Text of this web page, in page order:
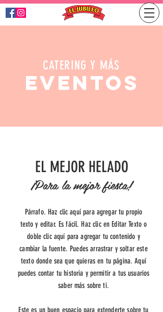
EVENTOS
CATERING Y MÁS
EL MEJOR HELADO
¡Para la mejor fiesta!
Párrafo. Haz clic aquí para agregar tu propio
texto y editar. Es fácil. Haz clic en Editar Texto o
doble clic aquí para agregar tu contenido y
cambiar la fuente. Puedes arrastrar y soltar este
texto donde sea que quieras en tu página. Aquí
puedes contar tu historia y permitir a tus usuarios
saber más sobre ti.
Este es un buen espacio para extenderte sobre tu